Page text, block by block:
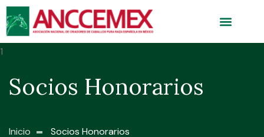
Socios Honorarios
Inicio Socios Honorarios